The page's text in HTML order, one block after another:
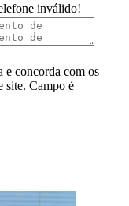
inválido!
e concorda com os
site. Campo é